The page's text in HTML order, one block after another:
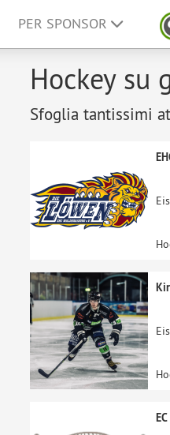
PER SPONSOR
Hockey su
Sfoglia tantissimi